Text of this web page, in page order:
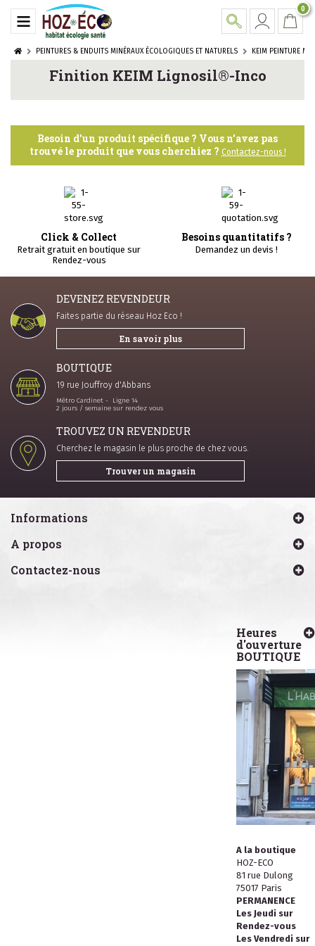
0
PEINTURES & ENDUITS MINÉRAUX ÉCOLOGIQUES ET NATURELS KEIM PEINTURE
Finition KEIM Lignosil®-Inco
Besoin d'un produit spécifique ? Vous n’avez pas
trouvé le produit que vous cherchiez ? Contactez-nous !
Click & Collect
Retrait gratuit en boutique sur
Rendez-vous
Besoins quantitatifs ?
Demandez un devis !
DEVENEZ REVENDEUR
Faites partie du réseau Hoz Eco !
En savoir plus
BOUTIQUE
19 rue Jouffroy d'Abbans
Métro Cardinet - Ligne 14
2 jours / semaine sur rendez vous
TROUVEZ UN REVENDEUR
Cherchez le magasin le plus proche de chez vous.
Trouver un magasin
Informations
A propos
Contactez-nous
Heures
d'ouverture
BOUTIQUE
A la boutique
HOZ-ECO
81 rue Dulong
75017 Paris
PERMANENCE
Les Jeudi sur
Rendez-vous
Les Vendredi sur